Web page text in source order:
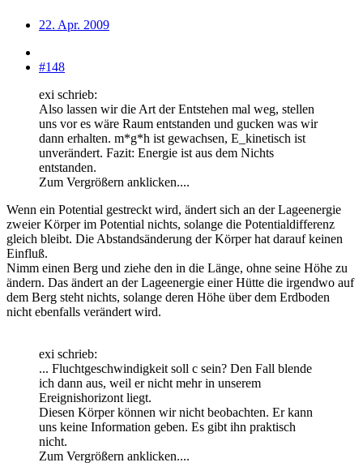
22. Apr. 2009
#148
exi schrieb:
Also lassen wir die Art der Entstehen mal weg, stellen
uns vor es wäre Raum entstanden und gucken was wir
dann erhalten. m*g*h ist gewachsen, E_kinetisch ist
unverändert. Fazit: Energie ist aus dem Nichts
entstanden.
Zum Vergrößern anklicken....
Wenn ein Potential gestreckt wird, ändert sich an der Lageenergie
zweier Körper im Potential nichts, solange die Potentialdifferenz
gleich bleibt. Die Abstandsänderung der Körper hat darauf keinen
Einfluß.
Nimm einen Berg und ziehe den in die Länge, ohne seine Höhe zu
ändern. Das ändert an der Lageenergie einer Hütte die irgendwo auf
dem Berg steht nichts, solange deren Höhe über dem Erdboden
nicht ebenfalls verändert wird.
exi schrieb:
... Fluchtgeschwindigkeit soll c sein? Den Fall blende
ich dann aus, weil er nicht mehr in unserem
Ereignishorizont liegt.
Diesen Körper können wir nicht beobachten. Er kann
uns keine Information geben. Es gibt ihn praktisch
nicht.
Zum Vergrößern anklicken....